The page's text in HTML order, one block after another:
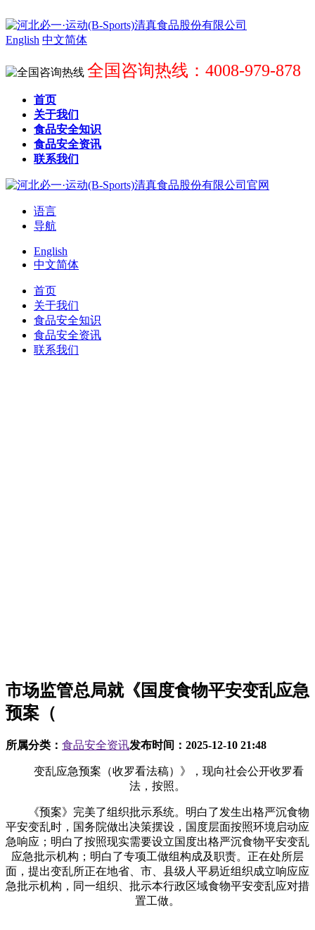
English 中文简体
全国咨询热线：4008-979-878
首页
关于我们
食品安全知识
食品安全资讯
联系我们
语言
导航
English
中文简体
首页
关于我们
食品安全知识
食品安全资讯
联系我们
市场监管总局就《国度食物平安变乱应急
预案（
所属分类： 食品安全资讯发布时间： 2025-12-10 21:48
变乱应急预案（收罗看法稿）》，现向社会公开收罗看
法，按照。
《预案》完美了组织批示系统。明白了发生出格严沉食物
平安变乱时，国务院做出决策摆设，国度层面按照环境启动应
急响应；明白了按照现实需要设立国度出格严沉食物平安变乱
应急批示机构；明白了专项工做组构成及职责。正在处所层
面，提出变乱所正在地省、市、县级人平易近组织成立响应应
急批示机构，同一组织、批示本行政区域食物平安变乱应对措
置工做。